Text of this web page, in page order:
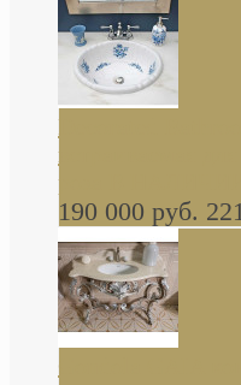
Decorated
встраиваемая
роза В НАЛИЧИИ
190 000 руб.